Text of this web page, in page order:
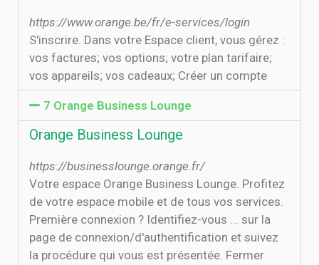
https://www.orange.be/fr/e-services/login
S'inscrire. Dans votre Espace client, vous gérez :
vos factures; vos options; votre plan tarifaire;
vos appareils; vos cadeaux; Créer un compte
7 Orange Business Lounge
Orange Business Lounge
https://businesslounge.orange.fr/
Votre espace Orange Business Lounge. Profitez
de votre espace mobile et de tous vos services.
Première connexion ? Identifiez-vous ... sur la
page de connexion/d'authentification et suivez
la procédure qui vous est présentée. Fermer